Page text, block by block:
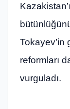
Tokayev’in
reformları
vurguladı.